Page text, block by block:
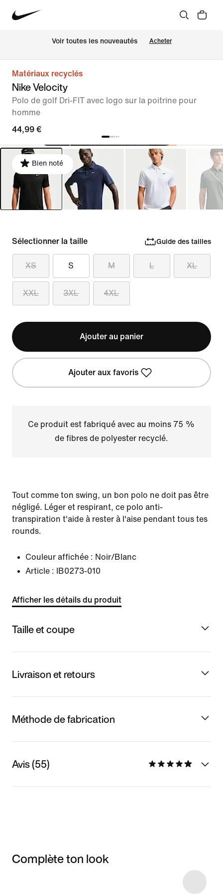
Voir toutes les nouveautés Acheter
Matériaux recyclés
Nike Velocity
Polo de golf Dri-FIT avec logo sur la poitrine pour
homme
44,99 €
Bien noté
Sélectionner la taille Guide des tailles
XS S M L XL
XXL 3XL 4XL
Ajouter au panier
Ajouter aux favoris
Ce produit est fabriqué avec au moins 75 %
de fibres de polyester recyclé.
Tout comme ton swing, un bon polo ne doit pas être
négligé. Léger et respirant, ce polo anti-
transpiration t'aide à rester à l'aise pendant tous tes
rounds.
Couleur affichée : Noir/Blanc
Article :
IB0273-010
Afficher les détails du produit
Taille et coupe
Livraison et retours
Méthode de fabrication
Avis (55)
Complète ton look